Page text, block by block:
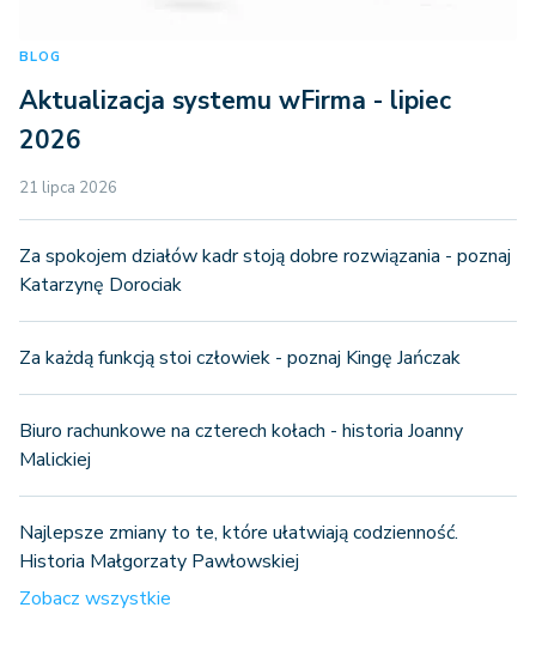
BLOG
Aktualizacja systemu wFirma - lipiec
2026
21 lipca 2026
Za spokojem działów kadr stoją dobre rozwiązania - poznaj
Katarzynę Dorociak
Za każdą funkcją stoi człowiek - poznaj Kingę Jańczak
Biuro rachunkowe na czterech kołach - historia Joanny
Malickiej
Najlepsze zmiany to te, które ułatwiają codzienność.
Historia Małgorzaty Pawłowskiej
Zobacz wszystkie